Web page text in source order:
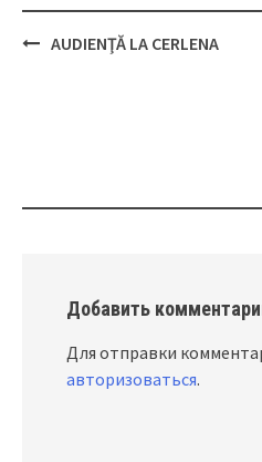
AUDIENŢĂ LA CERLENA
Добавить
Для отправки
авторизоваться.